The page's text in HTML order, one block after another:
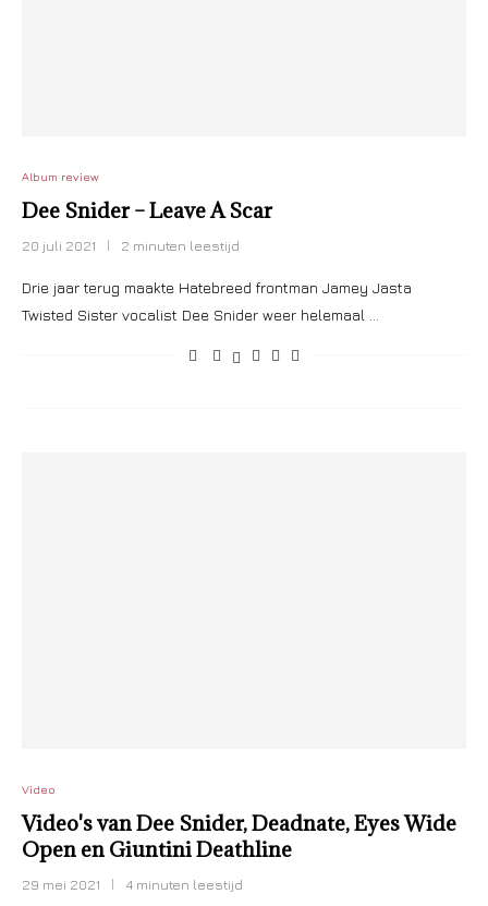
Album review
Dee Snider – Leave A Scar
20 juli 2021 2 minuten leestijd
Drie jaar terug maakte Hatebreed frontman Jamey Jasta
Twisted Sister vocalist Dee Snider weer helemaal …
Video
Video's van Dee Snider, Deadnate, Eyes Wide
Open en Giuntini Deathline
29 mei 2021 4 minuten leestijd